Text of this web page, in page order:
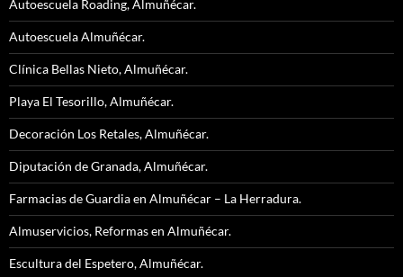
Autoescuela Roading, Almuñécar.
Autoescuela Almuñécar.
Clínica Bellas Nieto, Almuñécar.
Playa El Tesorillo, Almuñécar.
Decoración Los Retales, Almuñécar.
Diputación de Granada, Almuñécar.
Farmacias de Guardia en Almuñécar – La Herradura.
Almuservicios, Reformas en Almuñécar.
Escultura del Espetero, Almuñécar.